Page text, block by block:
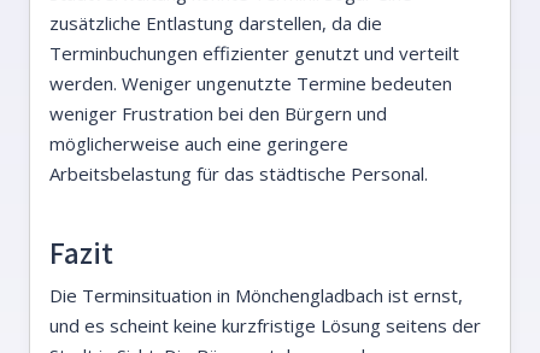
zusätzliche Entlastung darstellen, da die
Terminbuchungen effizienter genutzt und verteilt
werden. Weniger ungenutzte Termine bedeuten
weniger Frustration bei den Bürgern und
möglicherweise auch eine geringere
Arbeitsbelastung für das städtische Personal.
Fazit
Die Terminsituation in Mönchengladbach ist ernst,
und es scheint keine kurzfristige Lösung seitens der